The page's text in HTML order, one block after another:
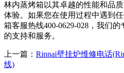
林内蒸烤箱以其卓越的性能和品
体验。如果您在使用过程中遇到
箱客服热线400-0629-028，我们
的支持和服务。
上一篇： Rinnai壁挂炉维修电话
线)